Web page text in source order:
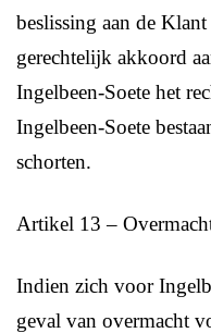
beslissing aan de
gerechtelijk akkoord
Ingelbeen-Soete het
Ingelbeen-Soete
schorten.
Artikel 13 –
Indien zich voor
geval van overmacht